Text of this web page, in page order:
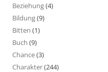
Beziehung(4)
Bildung(9)
Bitten (1)
Buch (9)
Chance(3)
Charakter(244)